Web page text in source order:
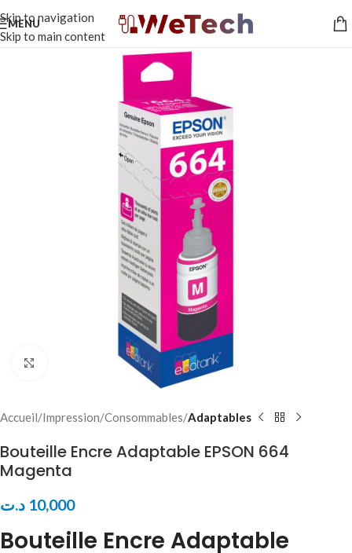
Skip to navigation
Skip to main content
MENU
Click to enlarge
Accueil Impression Consommables Adaptables
Bouteille Encre Adaptable EPSON 664
Magenta
10,000 د.ت
Bouteille Encre Adaptable